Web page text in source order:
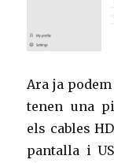
Ara ja
tenen una
els cables
pantalla i